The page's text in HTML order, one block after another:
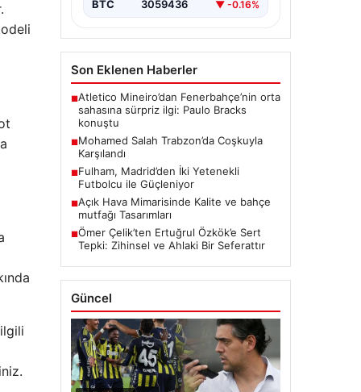
BTC 3059436 ▼ -0.16%
Son Eklenen Haberler
■Atletico Mineiro’dan Fenerbahçe’nin orta
sahasına sürpriz ilgi: Paulo Bracks
konuştu
■Mohamed Salah Trabzon’da Coşkuyla
Karşılandı
■Fulham, Madrid’den İki Yetenekli
Futbolcu ile Güçleniyor
■Açık Hava Mimarisinde Kalite ve bahçe
mutfağı Tasarımları
■Ömer Çelik’ten Ertuğrul Özkök’e Sert
Tepki: Zihinsel ve Ahlaki Bir Seferattır
Güncel